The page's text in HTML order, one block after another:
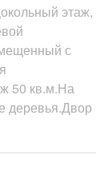
этаж,
с
50 кв.м.На
деревья.Двор